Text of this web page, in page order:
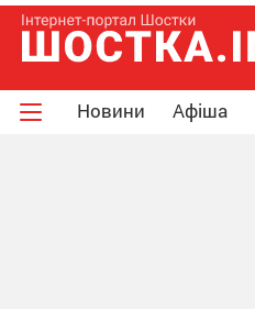
Новини Афіша